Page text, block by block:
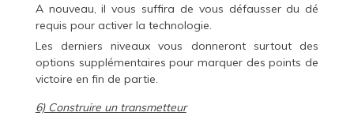
A nouveau, il vous suffira de vous défausser du dé
requis pour activer la technologie.
Les derniers niveaux vous donneront surtout des
options supplémentaires pour marquer des points de
victoire en fin de partie.
6) Construire un transmetteur